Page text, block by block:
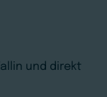
und direkt